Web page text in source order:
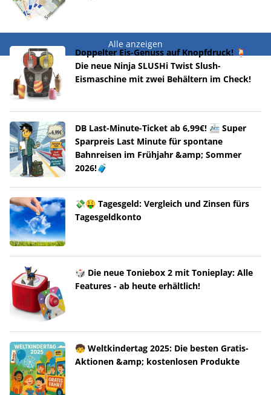
Alle anzeigen
Doppelter Eis-Genuss auf Knopfdruck! 🍹
Die neue Ninja SLUSHi Twist Slush-
Eismaschine mit zwei Behältern im Check!
DB Last-Minute-Ticket ab 6,99€! 🚈 Super
Sparpreis Last Minute für spontane
Bahnreisen im Frühjahr &amp; Sommer
2026!🧳
💸🤑 Tagesgeld: Vergleich und Zinsen fürs
Tagesgeldkonto
🎲 Die neue Toniebox 2 mit Tonieplay: Alle
Features - ab heute erhältlich!
🧒 Weltkindertag 2025: Die besten Gratis-
Aktionen &amp; kostenlosen Produkte